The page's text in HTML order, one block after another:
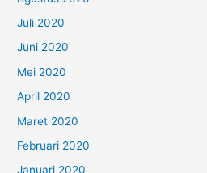
Juli 2020
Juni 2020
Mei 2020
April 2020
Maret 2020
Februari 2020
Januari 2020